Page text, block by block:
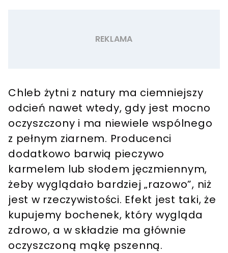
Chleb żytni z natury ma ciemniejszy
odcień nawet wtedy, gdy jest mocno
oczyszczony i ma niewiele wspólnego
z pełnym ziarnem. Producenci
dodatkowo barwią pieczywo
karmelem lub słodem jęczmiennym,
żeby wyglądało bardziej „razowo”, niż
jest w rzeczywistości. Efekt jest taki, że
kupujemy bochenek, który wygląda
zdrowo, a w składzie ma głównie
oczyszczoną mąkę pszenną.